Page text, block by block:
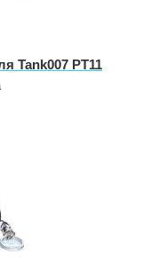
Tank007 PT11